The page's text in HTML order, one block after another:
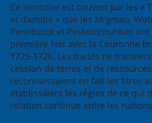
Ce territoire est couvert par les «
et d’amitié » que les Mi’gmaq,
Penobscot et Peskotomuhkati
première fois avec la Couronne
1725-1726. Les traités ne
cession de terres et de
reconnaissaient en fait les titres
établissaient les règles de ce qui
relation continue entre les